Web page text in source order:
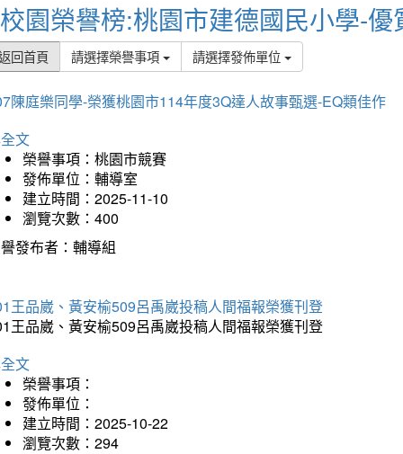
校園榮譽榜:桃園市建德國民小學-優
回首頁 請選擇榮譽事項 請選擇發佈單位
陳庭樂同學-榮獲桃園市114年度3Q達人故事甄選-EQ類佳作
文
榮譽事項：桃園市競賽
發佈單位：輔導室
建立時間：2025-11-10
瀏覽次數：400
發布者：輔導組
王品崴、黃安榆509呂禹崴投稿人間福報榮獲刊登
王品崴、黃安榆509呂禹崴投稿人間福報榮獲刊登
文
榮譽事項：
發佈單位：
建立時間：2025-10-22
瀏覽次數：294